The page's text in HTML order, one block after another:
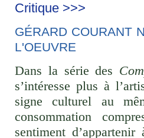
Critique >>>
GÉRARD COURANT
L'OEUVRE
Dans la série des
s’intéresse plus à
signe culturel au
consommation
sentiment